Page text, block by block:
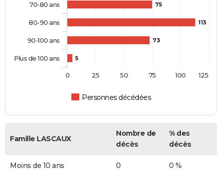
75
113
73
5
Personnes décédées
70-80 ans
80-90 ans
90-100 ans
Plus de 100 ans
0 100
25 50 75 125
Famille LASCAUX
Nombre de
décès
% des
décès
Moins de 10 ans 0 0 %